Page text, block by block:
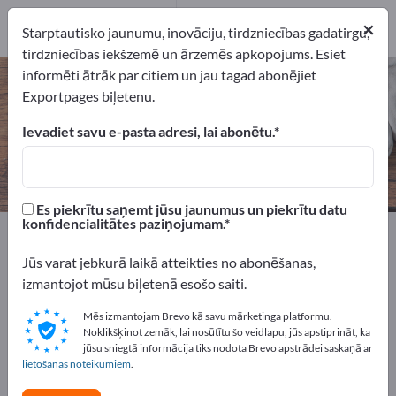
Ziedu vāzes – atrodiet ražotājus
un piegādātājus
1
Ražotājs
Exportpages Māja un dārzs
Mājokļa aksesuāri
Ziedu vāzes
Reklāmējieties bez maksas
Exportpages!
Pieprasījumi – Piedāvājumi – Lietotas preces – Biznesa
×
Starptautisko jaunumu, inovāciju, tirdzniecības gadatirgu,
tirdzniecības iekšzemē un ārzemēs apkopojums. Esiet
informēti ātrāk par citiem un jau tagad abonējiet
Exportpages biļetenu.
Ievadiet savu e-pasta adresi, lai abonētu.
Es piekrītu saņemt jūsu jaunumus un piekrītu datu
konfidencialitātes paziņojumam.
Jūs varat jebkurā laikā atteikties no abonēšanas,
izmantojot mūsu biļetenā esošo saiti.
Mēs izmantojam Brevo kā savu mārketinga platformu.
Noklikšķinot zemāk, lai nosūtītu šo veidlapu, jūs apstiprināt, ka
jūsu sniegtā informācija tiks nodota Brevo apstrādei saskaņā ar
lietošanas noteikumiem.